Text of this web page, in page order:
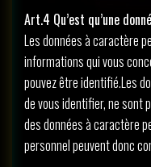
Art.4 Qu’est qu’une
Les données à caractère
informations qui vous
pouvez être identifié.Les
de vous identifier, ne sont
des données à caractère
personnel peuvent donc